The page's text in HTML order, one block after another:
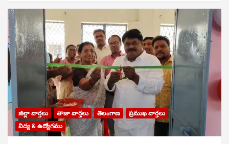
జిల్లా వార్తలు తాజా వార్తలు తెలంగాణ
ప్రముఖ వార్తలు
విద్య & ఉద్యోగము